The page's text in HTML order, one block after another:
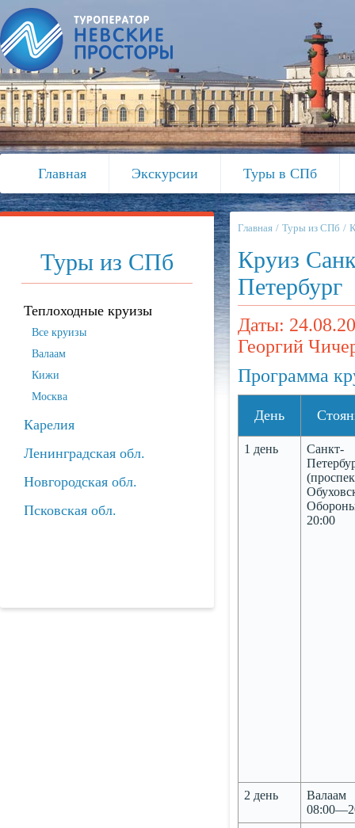
Главная Экскурсии Туры в СПб
Туры из СПб
Теплоходные круизы
Все круизы
Валаам
Кижи
Москва
Карелия
Ленинградская обл.
Новгородская обл.
Псковская обл.
Главная Туры из СПб
Круиз
Петербург
Даты:
Георгий
Программа
День
1 день
Санкт-
20:00
2 день
Валаам